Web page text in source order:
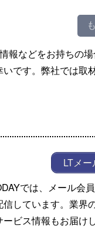
報などをお持ちの
です。弊社では取
LTメ
では、メール会
信しています。業界
ビス情報もお届けし